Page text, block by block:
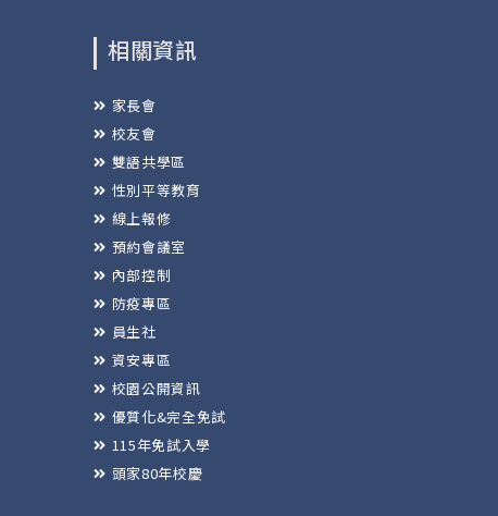
相關資訊
家長會
校友會
雙語共學區
性別平等教育
線上報修
預約會議室
內部控制
防疫專區
員生社
資安專區
校園公開資訊
優質化&完全免試
115年免試入學
頭家80年校慶